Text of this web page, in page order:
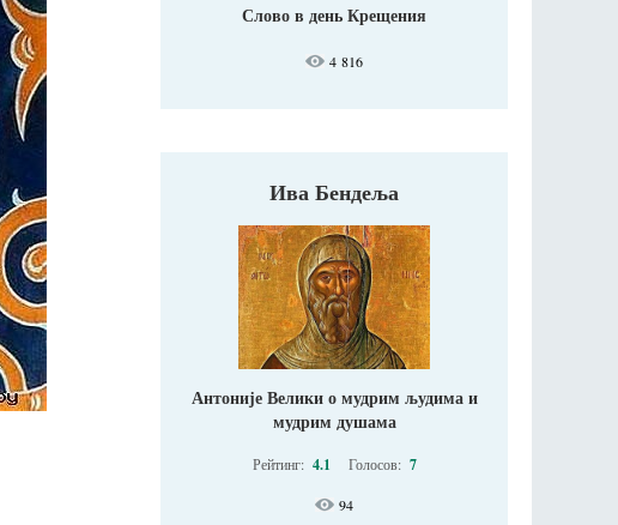
Слово в день Крещения
4 816
Ива Бендеља
Антоније Велики о мудрим људима и
мудрим душама
Рейтинг: 4.1 Голосов: 7
94